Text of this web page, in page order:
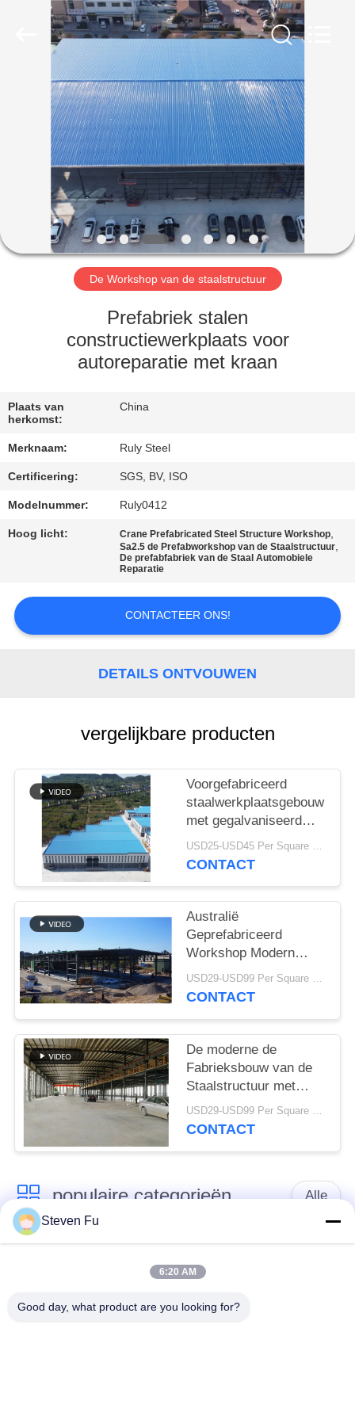
HUIS
PRODUCTEN
VIDEOS
VR-
SHOW
ONGEVEER
CONTACTEER
ONS
FOUTENOPLOSSING
POLICY
De Workshop van de staalstructuur
Prefabriek stalen
constructiewerkplaats voor
autoreparatie met kraan
Plaats van
herkomst:
China
Merknaam: Ruly Steel
Certificering: SGS, BV, ISO
Modelnummer: Ruly0412
Hoog licht: Crane Prefabricated Steel Structure Workshop,
Sa2.5 de Prefabworkshop van de Staalstructuur,
De prefabfabriek van de Staal Automobiele
Reparatie
CONTACTEER ONS!
DETAILS ONTVOUWEN
vergelijkbare producten
Voorgefabriceerd
staalwerkplaatsgebouw
met gegalvaniseerd
portaalframe
USD25-USD45 Per Square Meter MOQ:200 vierkante meter
CONTACT
Australië
Geprefabriceerd
Workshop Modern
Type van
Staalstructuren
USD29-USD99 Per Square Meter MOQ:500 vierkante meter
CONTACT
De moderne de
Fabrieksbouw van de
Staalstructuur met
Mezzanine de Bouw
van de
USD29-USD99 Per Square Meter MOQ:500 vierkante meter
CONTACT
populaire categorieën Alle
stalen structuur
De Workshop van de
staalstructuur
de bouw van de
De vervaardiging van
Steven Fu
6:20 AM
Good day, what product are you looking for?